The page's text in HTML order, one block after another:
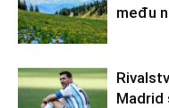
među
Madrid